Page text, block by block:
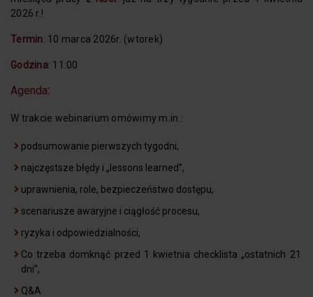
2026 r.!
Termin: 10 marca 2026r. (wtorek)
Godzina: 11:00
Agenda:
W trakcie webinarium omówimy m.in.:
podsumowanie pierwszych tygodni,
najczęstsze błędy i „lessons learned”,
uprawnienia, role, bezpieczeństwo dostępu,
scenariusze awaryjne i ciągłość procesu,
ryzyka i odpowiedzialności,
Co trzeba domknąć przed 1 kwietnia checklista „ostatnich 21
dni”,
Q&A